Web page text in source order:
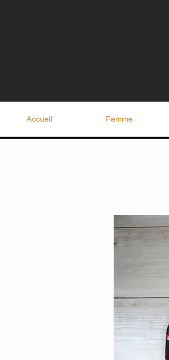
Accueil Femme